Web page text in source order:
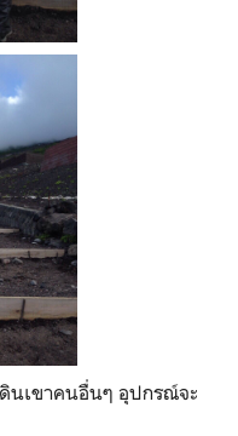
นๆ อุปกรณ์จะ